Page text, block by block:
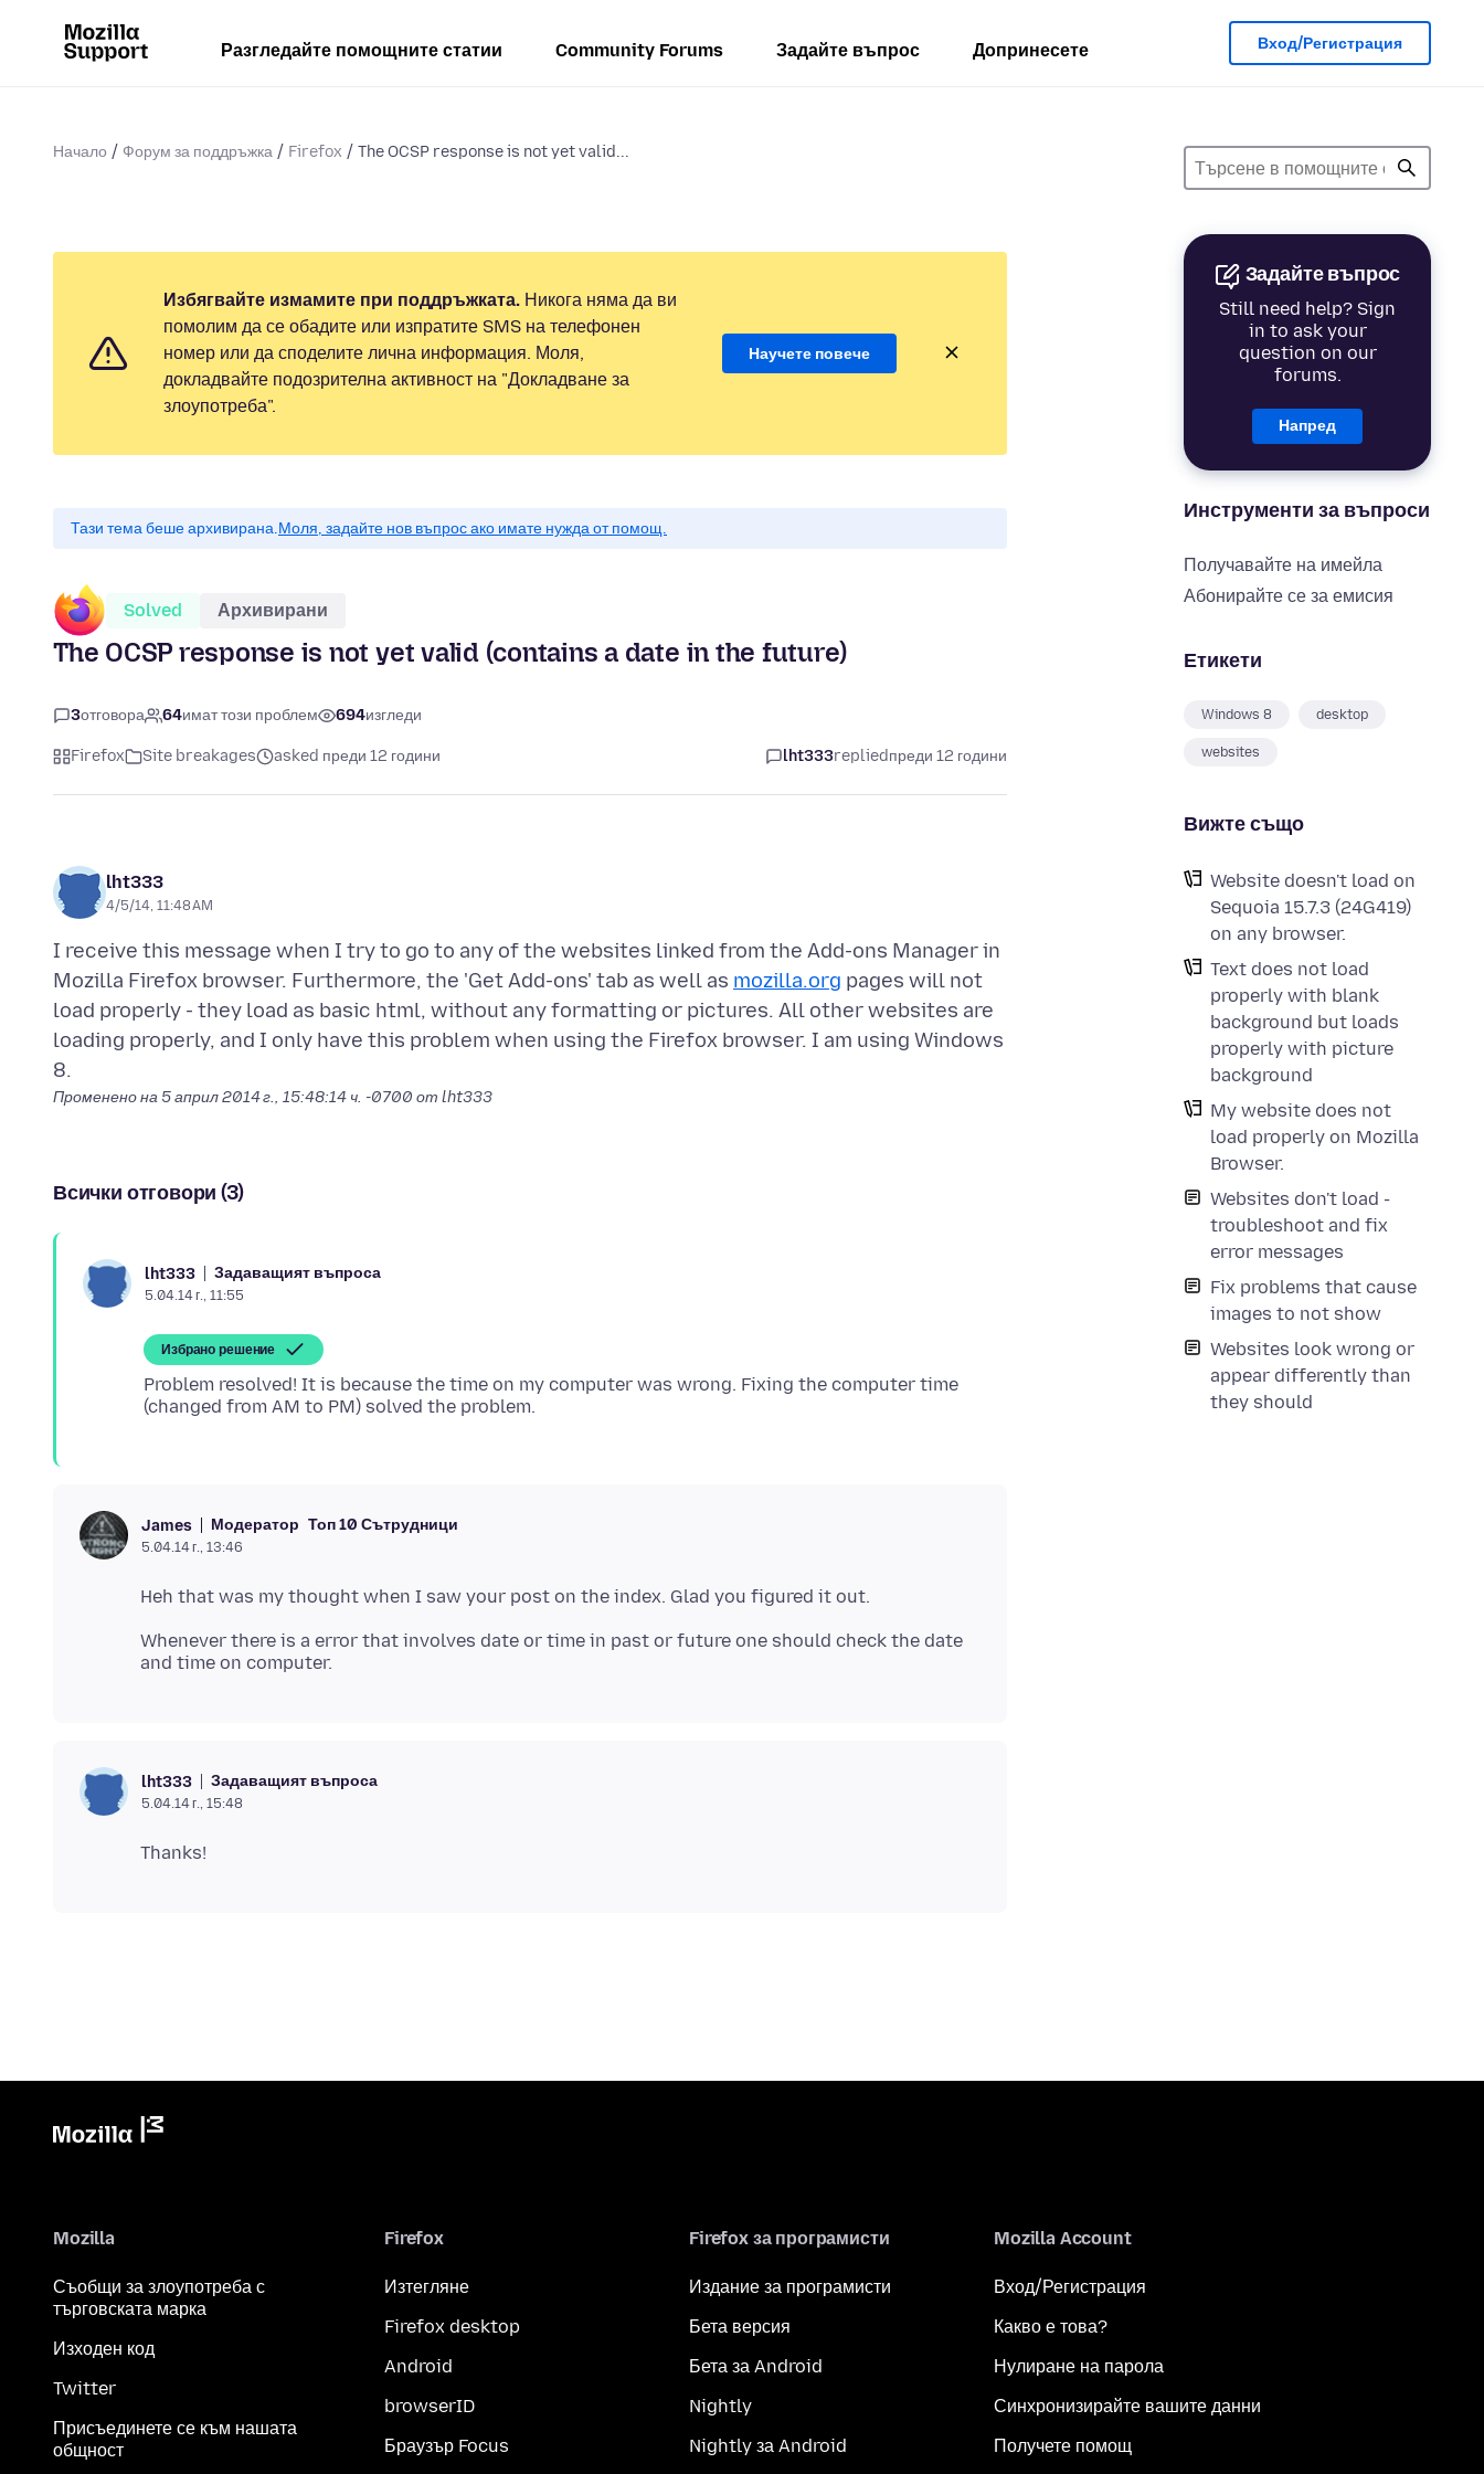
Разгледайте помощните статии Community Forums Задайте въпрос Допринесете Вход/Регистрация
Начало Форум за поддръжка Firefox The OCSP response is not yet valid...
Задайте въпрос
Still need help? Sign
in to ask your
question on our
forums.
Напред
Инструменти за въпроси
Получавайте на имейла
Абонирайте се за емисия
Етикети
Windows 8 desktop
websites
Вижте също
Website doesn't load on
Sequoia 15.7.3 (24G419)
on any browser.
Text does not load
properly with blank
background but loads
properly with picture
background
My website does not
load properly on Mozilla
Browser.
Websites don't load -
troubleshoot and fix
error messages
Fix problems that cause
images to not show
Websites look wrong or
appear differently than
they should
Избягвайте измамите при поддръжката. Никога няма да ви
помолим да се обадите или изпратите SMS на телефонен
номер или да споделите лична информация. Моля,
докладвайте подозрителна активност на "Докладване за
злоупотреба".
Научете повече
Тази тема беше архивирана.Моля, задайте нов въпрос ако имате нужда от помощ.
Solved Архивирани
The OCSP response is not yet valid (contains a date in the future)
3отговора 64имат този проблем 694изгледи
Firefox Site breakages asked преди 12 години lht333repliedпреди 12 години
lht333
4/5/14, 11:48 AM
I receive this message when I try to go to any of the websites linked from the Add-ons Manager in
Mozilla Firefox browser. Furthermore, the 'Get Add-ons' tab as well as mozilla.org pages will not
load properly - they load as basic html, without any formatting or pictures. All other websites are
loading properly, and I only have this problem when using the Firefox browser. I am using Windows
Променено на 5 април 2014 г., 15:48:14 ч. -0700 от lht333
Всички отговори (3)
lht333 Задаващият въпроса
5.04.14 г., 11:55
Избрано решение
Problem resolved! It is because the time on my computer was wrong. Fixing the computer time
James Модератор Топ 10 Сътрудници
5.04.14 г., 13:46
Whenever there is a error that involves date or time in past or future one should check the date
lht333 Задаващият въпроса
5.04.14 г., 15:48
Mozilla
Съобщи за злоупотреба с
търговската марка
Изходен код
Twitter
Присъединете се към нашата
общност
Firefox
Изтегляне
Firefox desktop
Android
browserID
Браузър Focus
Firefox за програмисти
Издание за програмисти
Бета версия
Бета за Android
Nightly
Nightly за Android
Mozilla Account
Вход/Регистрация
Какво е това?
Нулиране на парола
Синхронизирайте вашите данни
Получете помощ